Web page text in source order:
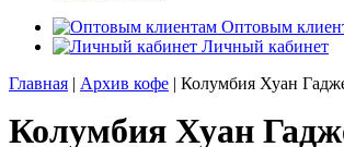
Оптовым
Личный кабинет
Главная | Архив кофе | Колумбия Хуан
Колумбия Хуан